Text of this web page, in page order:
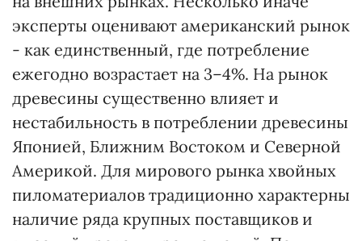
эксперты оценивают американский рынок
- как единственный, где потребление
ежегодно возрастает на 3–4%. На рынок
древесины существенно влияет и
нестабильность в потреблении древесины
Японией, Ближним Востоком и Северной
Америкой. Для мирового рынка хвойных
пиломатериалов традиционно характерны
наличие ряда крупных поставщиков и